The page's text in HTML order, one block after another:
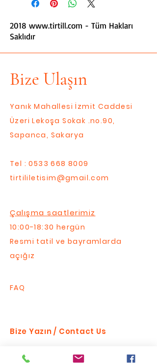
2018 www.tirtill.com - Tüm Hakları
Saklıdır
Bize Ulaşın
Yanık Mahallesi İzmit Caddesi
Üzeri Lekoşa Sokak .no.90,
Sapanca, Sakarya
Tel :0533 668 8009
tirtililetisim@gmail.com
Çalışma saatlerimiz
10:00-18:30 hergün
Resmi tatil ve bayramlarda
açığız
FAQ
Bize Yazın / Contact Us